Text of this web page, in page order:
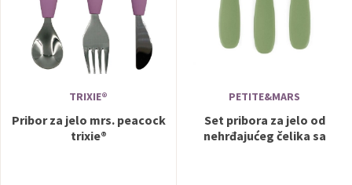
TRIXIE®
Pribor za jelo mrs. peacock
trixie®
PETITE&MARS
Set pribora za jelo od
nehrđajućeg čelika sa